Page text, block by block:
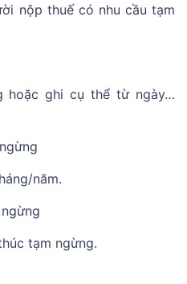
nộp thuế có nhu cầu tạm
hoặc ghi cụ thể từ ngày…
năm.
tạm ngừng.